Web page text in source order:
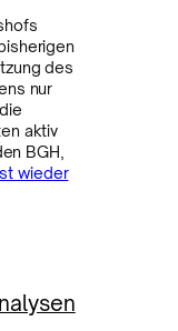
des
nur
aktiv
BGH,
wieder